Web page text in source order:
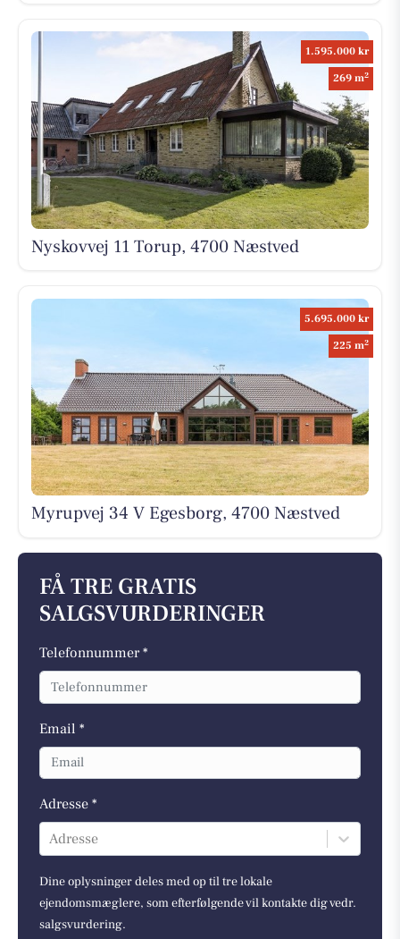
1.595.000 kr
269 m2
Nyskovvej 11 Torup, 4700 Næstved
5.695.000 kr
225 m2
Myrupvej 34 V Egesborg, 4700 Næstved
FÅ TRE GRATIS
SALGSVURDERINGER
Telefonnummer *
Email *
Adresse *
Adresse
Dine oplysninger deles med op til tre lokale
ejendomsmæglere, som efterfølgende vil kontakte dig vedr.
salgsvurdering.